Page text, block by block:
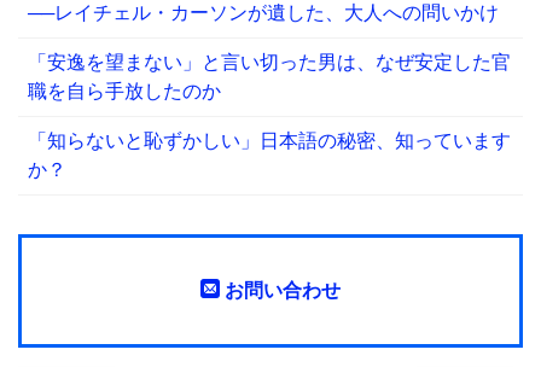
──レイチェル・カーソンが遺した、大人への問いかけ
「安逸を望まない」と言い切った男は、なぜ安定した官
職を自ら手放したのか
「知らないと恥ずかしい」日本語の秘密、知っています
か？
お問い合わせ